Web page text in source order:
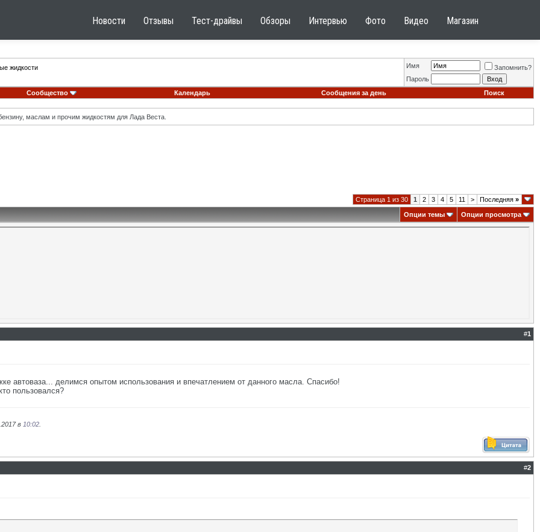
Новости Отзывы Тест-драйвы Обзоры Интервью Фото Видео Магазин
жидкости Имя
Запомнить?
Пароль
Сообщество Календарь Сообщения за день Поиск
маслам и прочим жидкостям для Лада Веста.
Страница 1 из 30 1 2 3 4 5 11 > Последняя »
Опции темы Опции просмотра
#1
автоваза... делимся опытом использования и впечатлением от данного масла. Спасибо!
пользовался?
в 10:02
#2